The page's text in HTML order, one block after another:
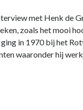
met Henk de
zoals het mooi
in 1970 bij het
waaronder hij